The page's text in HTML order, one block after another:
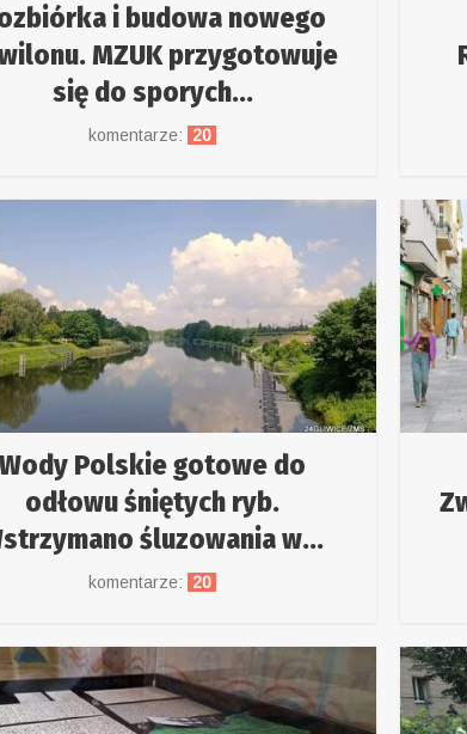
i budowa nowego
MZUK przygotowuje
się do sporych...
komentarze: 20
Wody Polskie gotowe do
odłowu śniętych ryb.
śluzowania w...
komentarze: 20